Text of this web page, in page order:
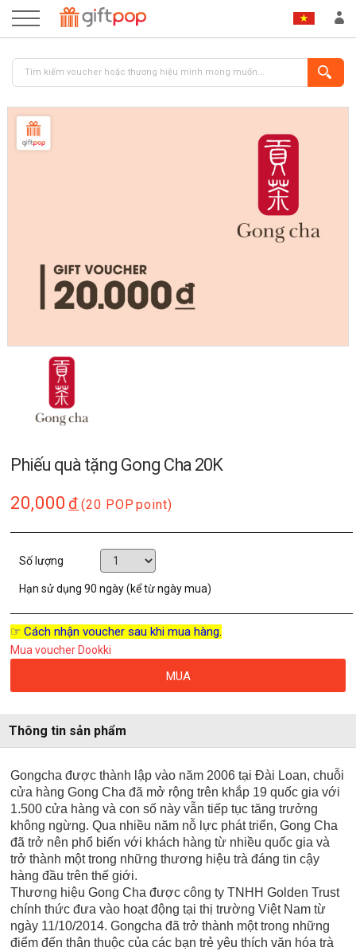
ĐĂNG KÝ
Phiếu quà tặng Gong Cha 20K
20,000 đ (20 POP point)
Số lượng
Hạn sử dụng90 ngày (kể từ ngày mua)
☞ Cách nhận voucher sau khi mua hàng.
Mua voucher Dookki
MUA
Thông tin sản phẩm
Gongcha được thành lập vào năm 2006 tại Đài Loan, chuỗi
cửa hàng Gong Cha đã mở rộng trên khắp 19 quốc gia với
1.500 cửa hàng và con số này vẫn tiếp tục tăng trưởng
không ngừng. Qua nhiều năm nỗ lực phát triển, Gong Cha
đã trở nên phổ biến với khách hàng từ nhiều quốc gia và
trở thành một trong những thương hiệu trà đáng tin cậy
hàng đầu trên thế giới.
Thương hiệu Gong Cha được công ty TNHH Golden Trust
chính thức đưa vào hoạt động tại thị trường Việt Nam từ
ngày 11/10/2014. Gongcha đã trở thành một trong những
điểm đến thân thuộc của các bạn trẻ yêu thích văn hóa trà